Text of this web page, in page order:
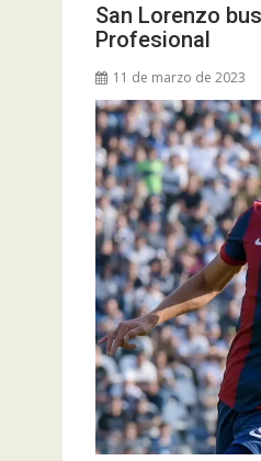
San Lorenzo
Profesional
11 de marzo de 2023